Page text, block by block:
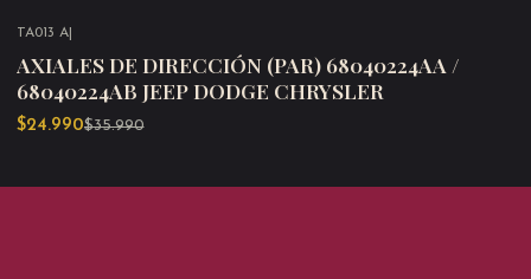
TA013 A|
AXIALES DE DIRECCIÓN (PAR) 68040224AA /
68040224AB JEEP DODGE CHRYSLER
$24.990$35.990